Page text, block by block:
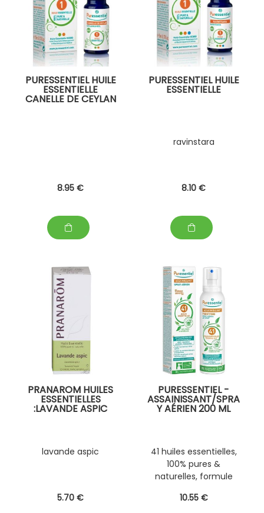
PURESSENTIEL HUILE
ESSENTIELLE
CANELLE DE CEYLAN
8.95 €
PURESSENTIEL HUILE
ESSENTIELLE
ravinstara
8.10 €
PRANAROM HUILES
ESSENTIELLES
:LAVANDE ASPIC
lavande aspic
5.70 €
PURESSENTIEL -
ASSAINISSANT/SPRA
Y AÉRIEN 200 ML
41 huiles essentielles,
100% pures &
naturelles, formule
10.55 €